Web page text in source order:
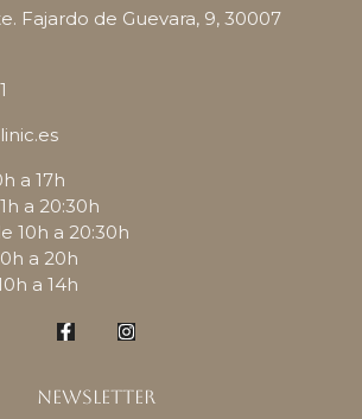
Fajardo de Guevara, 9, 30007
a 17h
a 20:30h
10h a 20:30h
a 20h
a 14h
Newsletter